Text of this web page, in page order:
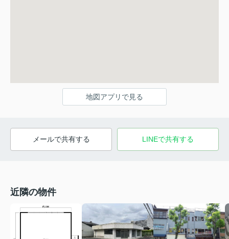
地図アプリで見る
メールで共有する LINEで共有する
近隣の物件